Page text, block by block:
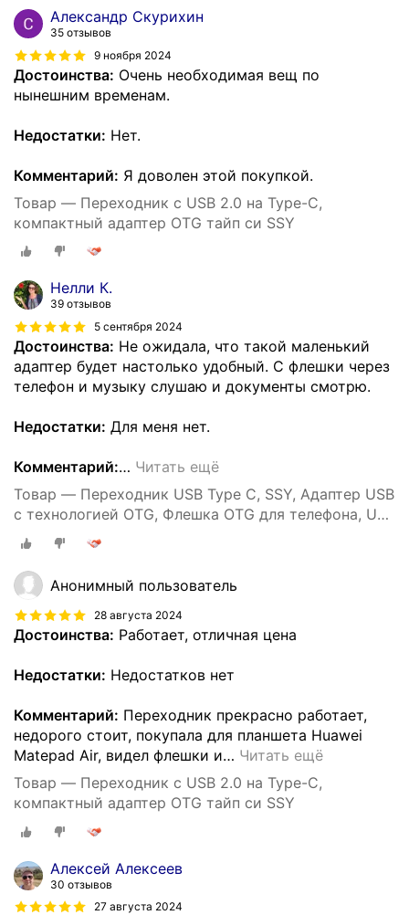
Александр Скурихин
35 отзывов
9 ноября 2024
Достоинства: Очень необходимая вещ по
нынешним временам.
Недостатки: Нет.
Комментарий: Я доволен этой покупкой.
Товар — Переходник с USB 2.0 на Type-C,
компактный адаптер OTG тайп си SSY
Нелли К.
39 отзывов
5 сентября 2024
Достоинства: Не ожидала, что такой маленький
адаптер будет настолько удобный. С флешки через
телефон и музыку слушаю и документы смотрю.
Недостатки: Для меня нет.
Комментарий:… Читать ещё
Товар — Переходник USB Type C, SSY, Адаптер USB
с технологией OTG, Флешка OTG для телефона, USB
хаб
Анонимный пользователь
28 августа 2024
Достоинства: Работает, отличная цена
Недостатки: Недостатков нет
Комментарий: Переходник прекрасно работает,
недорого стоит, покупала для планшета Huawei
Matepad Air, видел флешки и… Читать ещё
Товар — Переходник с USB 2.0 на Type-C,
компактный адаптер OTG тайп си SSY
Алексей Алексеев
30 отзывов
27 августа 2024